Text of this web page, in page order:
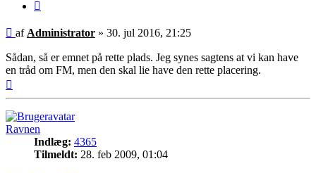
Indlæg
af Administrator » 30. jul 2016, 21:25
Sådan, så er emnet på rette plads. Jeg synes sagtens at vi kan have
en tråd om FM, men den skal lie have den rette placering.
Ravnen
Indlæg: 4365
Tilmeldt: 28. feb 2009, 01:04